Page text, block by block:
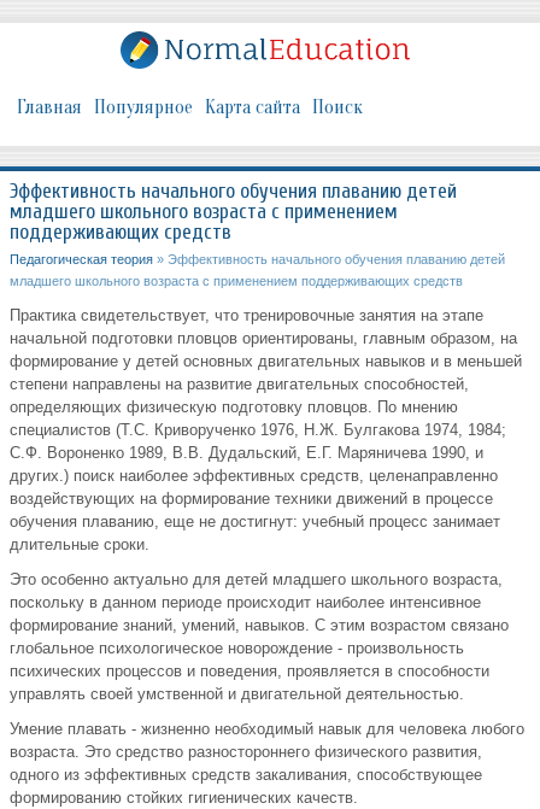
Главная Популярное Карта сайта Поиск
Эффективность начального обучения плаванию детей
младшего школьного возраста с применением
поддерживающих средств
Педагогическая теория » Эффективность начального обучения плаванию детей
младшего школьного возраста с применением поддерживающих средств
Практика свидетельствует, что тренировочные занятия на этапе
начальной подготовки пловцов ориентированы, главным образом, на
формирование у детей основных двигательных навыков и в меньшей
степени направлены на развитие двигательных способностей,
определяющих физическую подготовку пловцов. По мнению
специалистов (Т.С. Криворученко 1976, Н.Ж. Булгакова 1974, 1984;
С.Ф. Вороненко 1989, В.В. Дудальский, Е.Г. Маряничева 1990, и
других.) поиск наиболее эффективных средств, целенаправленно
воздействующих на формирование техники движений в процессе
обучения плаванию, еще не достигнут: учебный процесс занимает
длительные сроки.
Это особенно актуально для детей младшего школьного возраста,
поскольку в данном периоде происходит наиболее интенсивное
формирование знаний, умений, навыков. С этим возрастом связано
глобальное психологическое новорождение - произвольность
психических процессов и поведения, проявляется в способности
управлять своей умственной и двигательной деятельностью.
Умение плавать - жизненно необходимый навык для человека любого
возраста. Это средство разностороннего физического развития,
одного из эффективных средств закаливания, способствующее
формированию стойких гигиенических качеств.